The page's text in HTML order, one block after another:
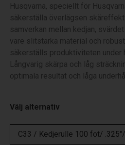
Husqvarna, speciellt för
säkerställa överlägsen
samverkan mellan kedjan,
vare slitstarka material och
säkerställs produktiviteten under
Långvarig skärpa och låg
optimala resultat och låga
Välj alternativ